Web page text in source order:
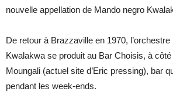
nouvelle appellation de Mando negro
De retour à Brazzaville en 1970,
Kwalakwa se produit au Bar Choisis, à
Moungali (actuel site d’Eric pressing), bar
pendant les week-ends.